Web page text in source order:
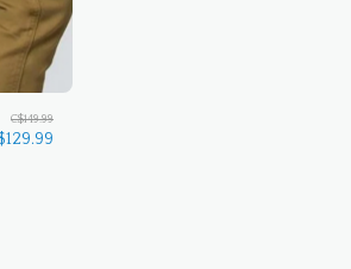
C$149.99
129.99